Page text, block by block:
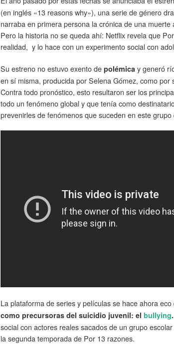
(en inglés «13 reasons why»), una serie de género
narraba en primera persona la crónica de una
Pero la historia no se queda ahí: Netflix revela que
realidad, y lo hace con un experimento social con
Su estreno no estuvo exento de polémica y generó
en sí misma, producida por Selena Gómez, como
Contra todo pronóstico, esto resultaron ser los
todo un fenómeno global y que tenía como
prevenirles de fenómenos que suceden en este
La plataforma de series y películas se hace ahora eco
como precursoras del suicidio juvenil: el bullying.
social con actores reales sacados de un grupo
la segunda temporada de Por 13 razones.